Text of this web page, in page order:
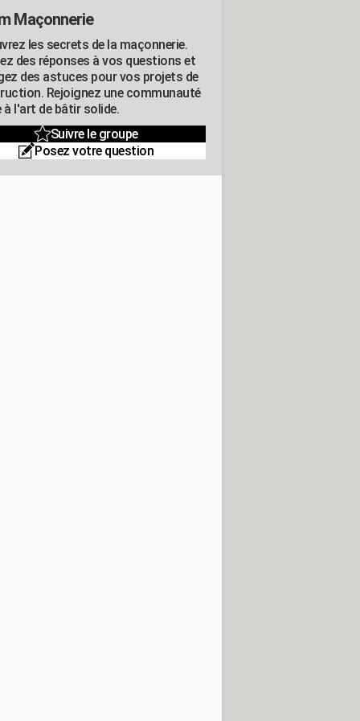
Maçonnerie
les secrets de la maçonnerie.
des réponses à vos questions et
des astuces pour vos projets de
Rejoignez une communauté
à l'art de bâtir solide.
Suivre le groupe
Posez votre question